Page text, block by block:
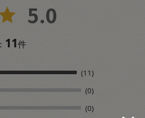
5.0
11件
(11)
(0)
(0)